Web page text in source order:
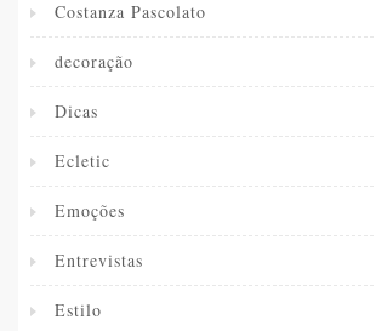
Costanza Pascolato
decoração
Dicas
Ecletic
Emoções
Entrevistas
Estilo